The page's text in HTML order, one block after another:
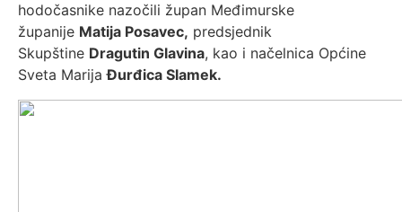
hodočasnike nazočili župan Međimurske
županije Matija Posavec, predsjednik
Skupštine Dragutin Glavina, kao i načelnica Općine
Sveta MarijaĐurđica Slamek.